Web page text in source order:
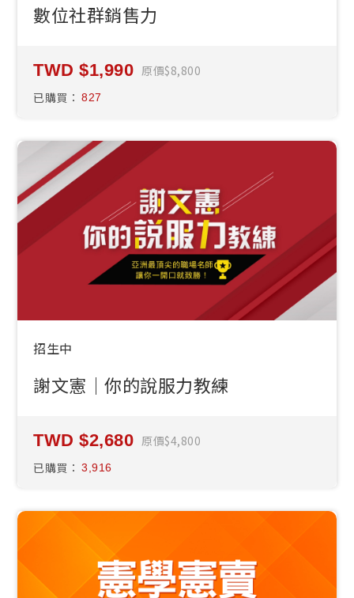
數位社群銷售力
1,990 原價 8,800
已購買： 827
招生中
謝文憲｜你的說服力教練
2,680 原價 4,800
已購買： 3,916